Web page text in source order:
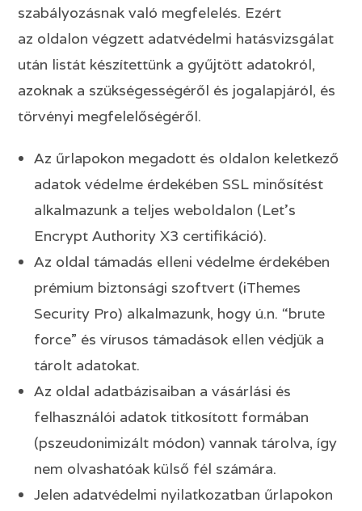
szabályozásnak való megfelelés. Ezért
az oldalon végzett adatvédelmi hatásvizsgálat
után listát készítettünk a gyűjtött adatokról,
azoknak a szükségességéről és jogalapjáról, és
törvényi megfelelőségéről.
Az űrlapokon megadott és oldalon keletkező
adatok védelme érdekében SSL minősítést
alkalmazunk a teljes weboldalon (Let’s
Encrypt Authority X3 certifikáció).
Az oldal támadás elleni védelme érdekében
prémium biztonsági szoftvert (iThemes
Security Pro) alkalmazunk, hogy ú.n. “brute
force” és vírusos támadások ellen védjük a
tárolt adatokat.
Az oldal adatbázisaiban a vásárlási és
felhasználói adatok titkosított formában
(pszeudonimizált módon) vannak tárolva, így
nem olvashatóak külső fél számára.
Jelen adatvédelmi nyilatkozatban űrlapokon